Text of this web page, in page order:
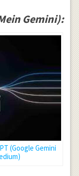
Gemini):
(Google Gemini